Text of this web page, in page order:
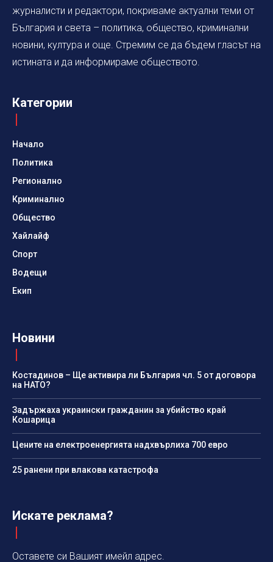
журналисти и редактори, покриваме актуални теми от
България и света – политика, общество, криминални
новини, култура и още. Стремим се да бъдем гласът на
истината и да информираме обществото.
Категории
Начало
Политика
Регионално
Криминално
Общество
Хайлайф
Спорт
Водещи
Екип
Новини
Костадинов – Ще активира ли България чл. 5 от договора
на НАТО?
Задържаха украински гражданин за убийство край
Кошарица
Цените на електроенергията надхвърлиха 700 евро
25 ранени при влакова катастрофа
Искате реклама?
Оставете си Вашият имейл адрес.